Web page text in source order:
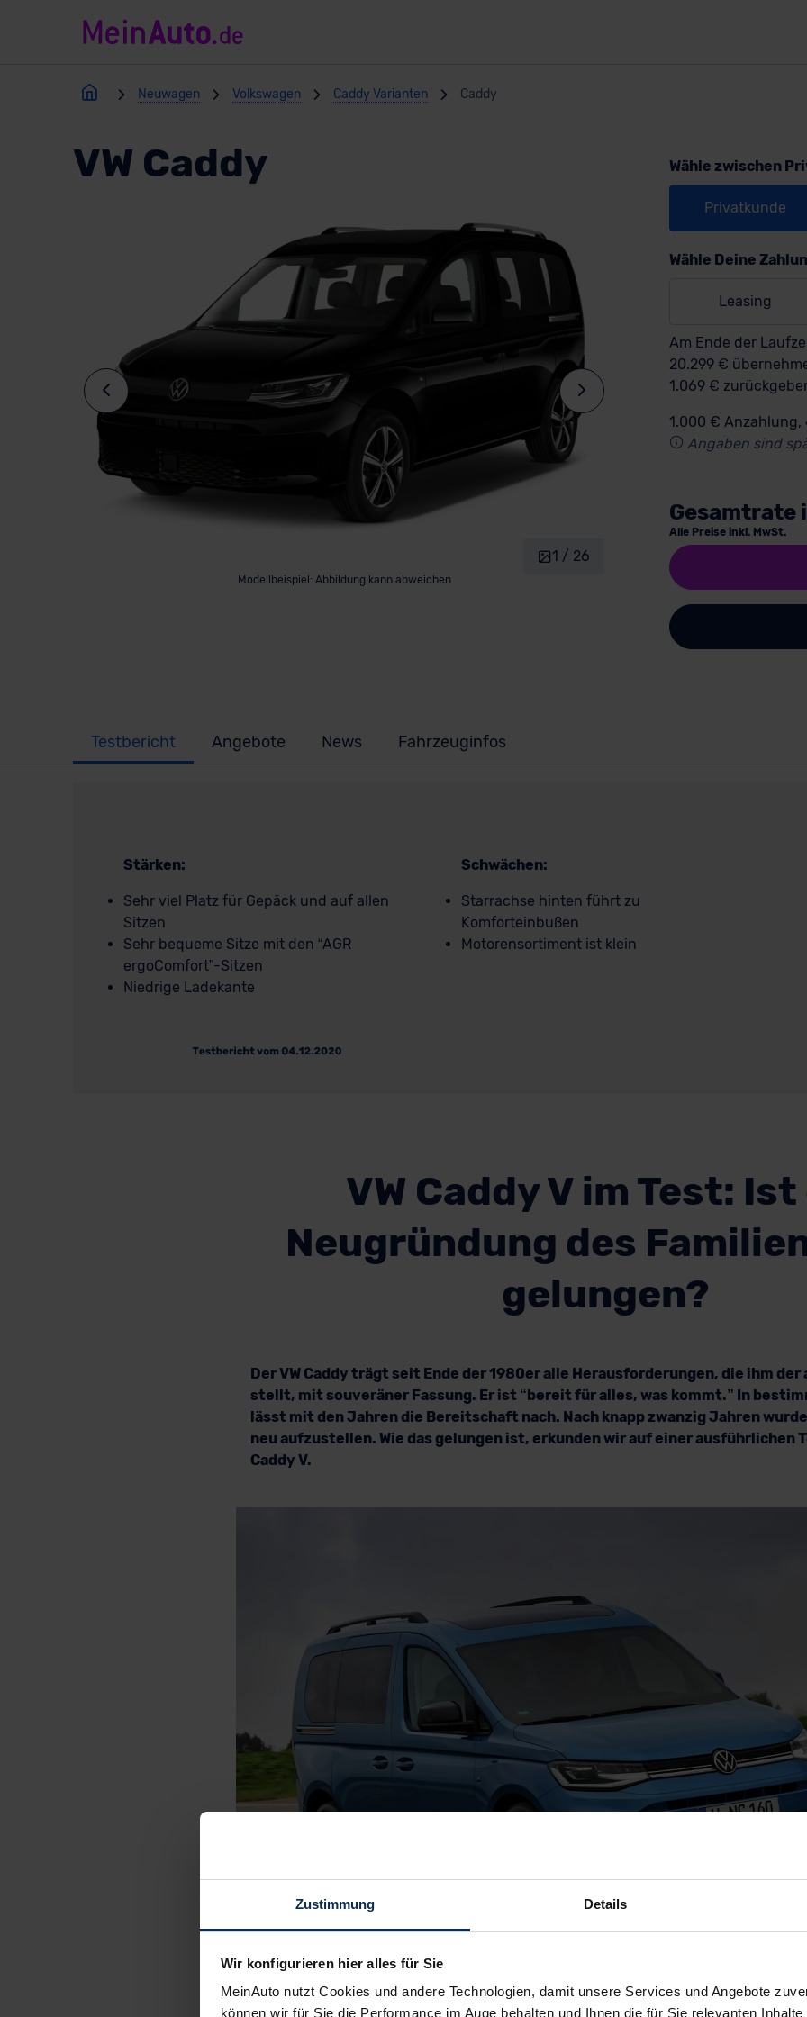
Zustimmung Details
Wir konfigurieren hier alles für Sie
MeinAuto nutzt Cookies und andere Technologien, damit unsere Services und Angebote
können wir für Sie die Performance im Auge behalten und Ihnen die für Sie relevanten
Neuwagen Volkswagen Caddy Varianten Caddy
VW Caddy
Modellbeispiel: Abbildung kann abweichen
1 / 26
Wähle zwischen
Privatkunde
Wähle Deine
Leasing
Am Ende der
20.299 €
1.069 €
1.000 €
Angaben sind
Gesamtrate
Alle Preise inkl. MwSt.
Testbericht Angebote News Fahrzeuginfos
Stärken:
Sehr viel Platz für Gepäck und auf allen
Sitzen
Sehr bequeme Sitze mit den “AGR
ergoComfort”-Sitzen
Niedrige Ladekante
Schwächen:
Starrachse hinten führt zu
Komforteinbußen
Motorensortiment ist klein
VW Caddy V im Test:
Neugründung des
gelungen?
Der VW Caddy trägt seit Ende der 1980er alle Herausforderungen, die ihm
stellt, mit souveräner Fassung. Er ist “bereit für alles, was kommt.” In
lässt mit den Jahren die Bereitschaft nach. Nach knapp zwanzig Jahren
neu aufzustellen. Wie das gelungen ist, erkunden wir auf einer ausführlichen
Caddy V.